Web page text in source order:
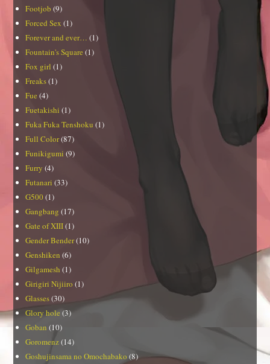
Footjob (9)
Forced Sex (1)
Forever and ever… (1)
Fountain's Square (1)
Fox girl (1)
Freaks(1)
Fue (4)
Fuetakishi (1)
Fuka Fuka Tenshoku (1)
Full Color(87)
Funikigumi (9)
Furry (4)
Futanari (33)
G500 (1)
Gangbang (17)
Gate of XIII(1)
Gender Bender(10)
Genshiken (6)
Gilgamesh (1)
Girigiri Nijiiro (1)
Glasses(30)
Glory hole(3)
Goban (10)
Goromenz(14)
Goshujinsama no Omochabako (8)